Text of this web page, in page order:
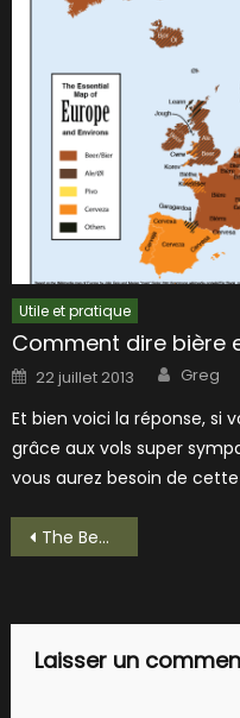
Utile et pratique
Comment dire bière
Posted
on
22 juillet 2013 Author
Greg
Et bien voici la réponse, si
grâce aux vols super
vous aurez besoin de
Navigation
l’article
The Beer Lantern teste une bière de la Lantern : la Fender!
Laisser un